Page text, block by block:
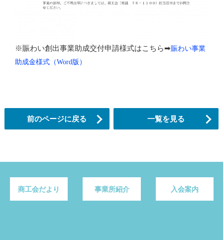
※賑わい創出事業助成交付申請様式はこちら➡賑わい事業
助成金様式（Word版）
前のページに戻る 一覧を見る
商工会だより 事業所紹介 入会案内